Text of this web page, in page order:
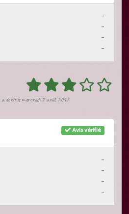
-
-
-
-
a écrit le mercredi 2 août 2017
Avis vérifié
-
-
-
-